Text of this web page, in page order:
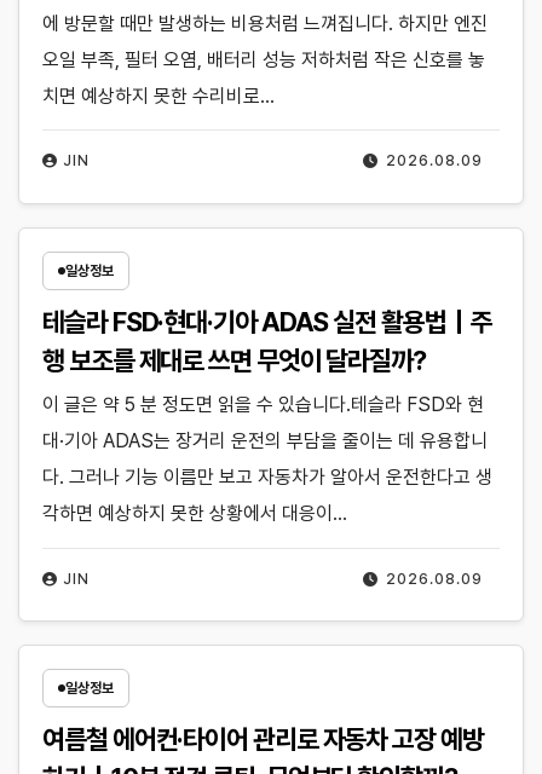
2026.08.09
JIN
에 방문할 때만 발생하는 비용처럼 느껴집니다. 하지만 엔진
오일 부족, 필터 오염, 배터리 성능 저하처럼 작은 신호를 놓
치면 예상하지 못한 수리비로…
일상정보
테슬라 FSD·현대·기아 ADAS 실전 활용법｜주
행 보조를 제대로 쓰면 무엇이 달라질까?
2026.08.09
JIN
이 글은 약 5 분 정도면 읽을 수 있습니다.테슬라 FSD와 현
대·기아 ADAS는 장거리 운전의 부담을 줄이는 데 유용합니
다. 그러나 기능 이름만 보고 자동차가 알아서 운전한다고 생
각하면 예상하지 못한 상황에서 대응이…
일상정보
여름철 에어컨·타이어 관리로 자동차 고장 예방